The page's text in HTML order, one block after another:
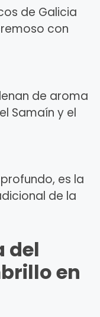
de Galicia
con
de aroma
Samaín y el
es la
de la
del
en